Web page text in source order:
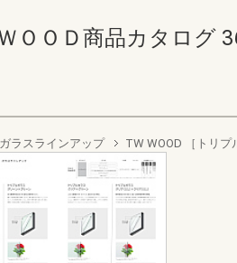
ＯＯＤ商品カタログ
ガラスラインアップ TW WOOD ［トリ